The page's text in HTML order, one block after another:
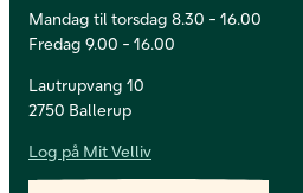
Mandag til torsdag 8.30 - 16.00
Fredag 9.00 - 16.00
Lautrupvang 10
2750 Ballerup
Log på Mit Velliv